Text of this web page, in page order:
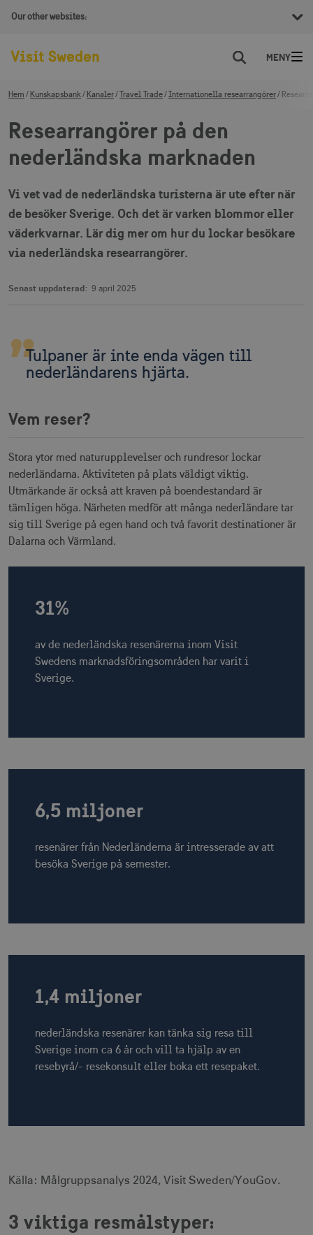
Our other websites:
Sök
Hem Kunskapsbank Kanaler Travel Trade Internationella researrangörer
Researrangörer på den
nederländska marknaden
Vi vet vad de nederländska turisterna är ute efter när
de besöker Sverige. Och det är varken blommor eller
väderkvarnar. Lär dig mer om hur du lockar besökare
via nederländska researrangörer.
Senast uppdaterad: 9 april 2025
Tulpaner är inte enda vägen till
nederländarens hjärta.
Vem reser?
Stora ytor med naturupplevelser och rundresor lockar
nederländarna. Aktiviteten på plats väldigt viktig.
Utmärkande är också att kraven på boendestandard är
tämligen höga. Närheten medför att många nederländare tar
sig till Sverige på egen hand och två favorit destinationer är
Dalarna och Värmland.
31%
av de nederländska resenärerna inom Visit
Swedens marknadsföringsområden har varit i
Sverige.
6,5 miljoner
resenärer från Nederländerna är intresserade av att
besöka Sverige på semester.
1,4 miljoner
nederländska resenärer kan tänka sig resa till
Sverige inom ca 6 år och vill ta hjälp av en
resebyrå/- resekonsult eller boka ett resepaket.
Källa: Målgruppsanalys 2024, Visit Sweden/YouGov.
3 viktiga resmålstyper: